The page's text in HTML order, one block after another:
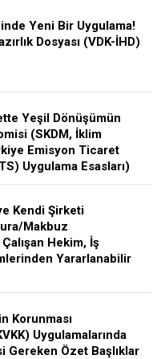
Yeni Bir Uygulama!
Dosyası (VDK-İHD)
Yeşil Dönüşümün
(SKDM, İklim
Emisyon Ticaret
Uygulama Esasları)
Kendi Şirketi
Makbuz
Hekim, İş
Yararlanabilir
Korunması
Uygulamalarında
Gereken Özet Başlıklar